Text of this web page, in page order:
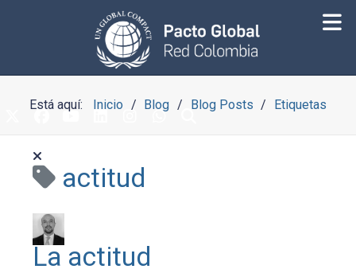
Está aquí: Inicio Blog Blog Posts Etiquetas
actitud
La actitud